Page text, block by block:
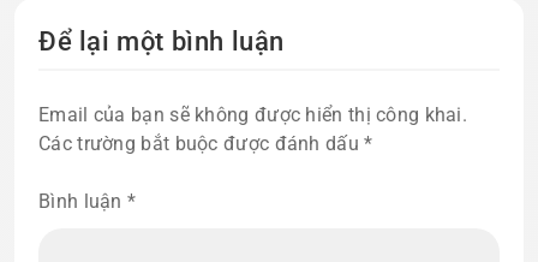
Để lại một bình luận
Email của bạn sẽ không được hiển thị công khai.
Các trường bắt buộc được đánh dấu*
Bình luận *